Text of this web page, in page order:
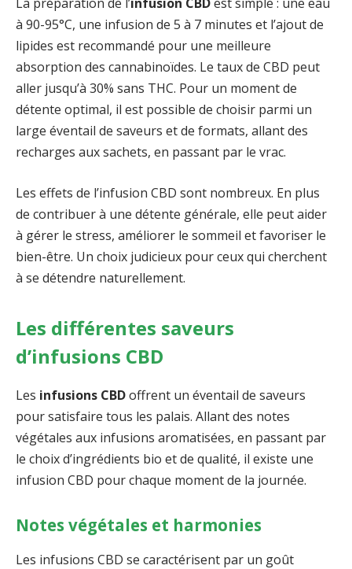
à 90-95°C, une infusion de 5 à 7 minutes et l’ajout de
lipides est recommandé pour une meilleure
absorption des cannabinoïdes. Le taux de CBD peut
aller jusqu’à 30% sans THC. Pour un moment de
détente optimal, il est possible de choisir parmi un
large éventail de saveurs et de formats, allant des
recharges aux sachets, en passant par le vrac.
Les effets de l’infusion CBD sont nombreux. En plus
de contribuer à une détente générale, elle peut aider
à gérer le stress, améliorer le sommeil et favoriser le
bien-être. Un choix judicieux pour ceux qui cherchent
à se détendre naturellement.
Les différentes saveurs
d’infusions CBD
Les infusions CBDoffrent un éventail de saveurs
pour satisfaire tous les palais. Allant des notes
végétales aux infusions aromatisées, en passant par
le choix d’ingrédients bio et de qualité, il existe une
infusion CBD pour chaque moment de la journée.
Notes végétales et harmonies
Les infusions CBD se caractérisent par un goût